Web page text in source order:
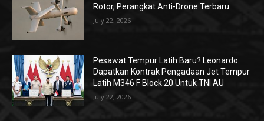
Rotor, Perangkat Anti-Drone Terbaru
July 22, 2026
Pesawat Tempur Latih Baru? Leonardo
Dapatkan Kontrak Pengadaan Jet Tempur
Latih M346 F Block 20 Untuk TNI AU
July 22, 2026